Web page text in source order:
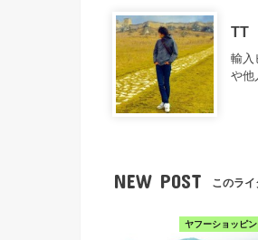
TT
輸入
や他
NEW POST このラ
ヤフーショッピ